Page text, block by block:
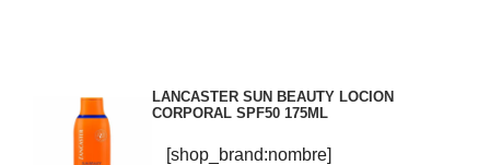
LANCASTER SUN BEAUTY LOCION
CORPORAL SPF50 175ML
[shop_brand:nombre]